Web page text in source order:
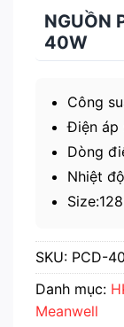
NGUỒN
40W
Công
Điện áp
Dòng
Nhiệt
SKU: PCD-40
Danh mục:
Meanwell